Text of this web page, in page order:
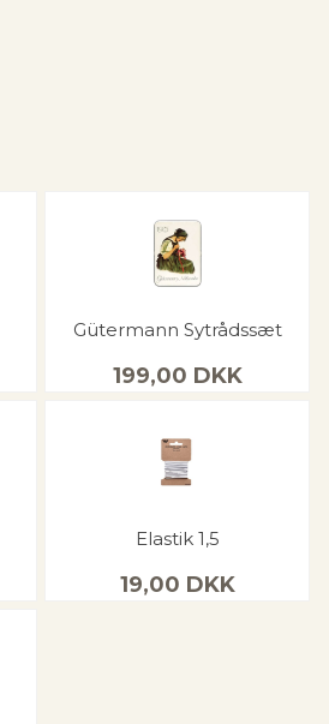
Gütermann Sytrådssæt
199,00 DKK
Elastik 1,5
19,00 DKK